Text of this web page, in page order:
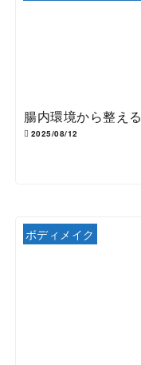
腸内環境から整える
2025/08/12
ボディメイク